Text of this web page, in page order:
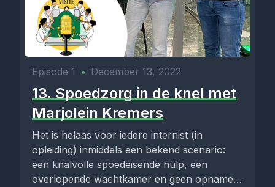
Episode 1 • December 13, 2022
13. Spoedzorg in de knel met
Marjolein Kremers
Het is helaas voor iedere internist (in
opleiding) inmiddels een bekend scenario:
een knalvolle spoedeisende hulp, een
overlopende wachtkamer en geen opname-